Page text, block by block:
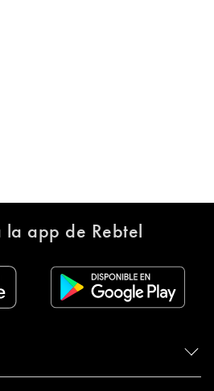
la app de Rebtel